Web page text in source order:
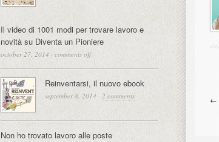
←
Il video di 1001 modi per trovare lavoro e
novità su Diventa un Pioniere
october 27, 2014 · comments off
Reinventarsi, il nuovo ebook
september 8, 2014 · 2 comments
Non ho trovato lavoro alle poste